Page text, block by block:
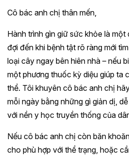
Cô bác anh chị thân mến,
Hành trình gìn giữ sức khỏe là một
đợi đến khi bệnh tật rõ ràng mới
loại cây ngay bên hiên nhà – nếu
một phương thuốc kỳ diệu giúp ta
thể. Tôi khuyên cô bác anh chị
mỗi ngày bằng những gì giản dị,
với nền y học truyền thống của
Nếu cô bác anh chị còn băn
cho phù hợp với thể trạng, hoặc